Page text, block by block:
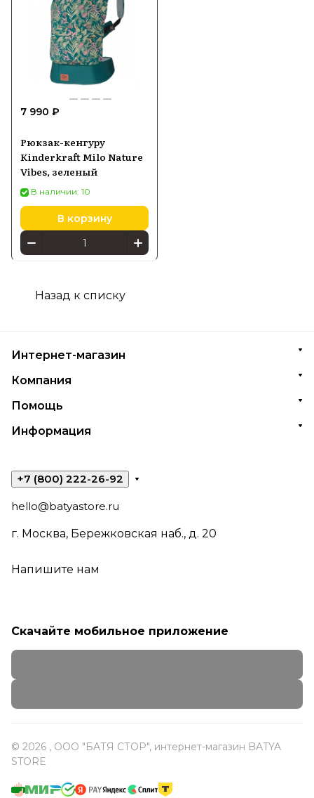
7 990 ₽
Рюкзак-кенгуру
Kinderkraft Milo Nature
Vibes, зеленый
В наличии: 10
В корзину
Назад к списку
Интернет-магазин
Компания
Помощь
Информация
+7 (800) 222-26-92
hello@batyastore.ru
г. Москва, Бережковская наб., д. 20
Напишите нам
Скачайте мобильное приложение
© 2026 , ООО "БАТЯ СТОР", интернет-магазин BATYA
STORE